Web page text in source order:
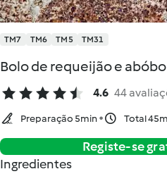
TM7 TM6 TM5 TM31
Bolo de requeijão e
4.6 44
Preparação 5min Total
Registe-se
Ingredientes